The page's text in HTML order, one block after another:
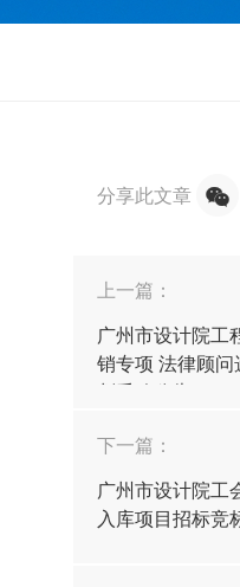
分享此文章
上一篇：
广州市设计院工
销专项 法律顾问
判采购公告
下一篇：
广州市设计院工
入库项目招标竞